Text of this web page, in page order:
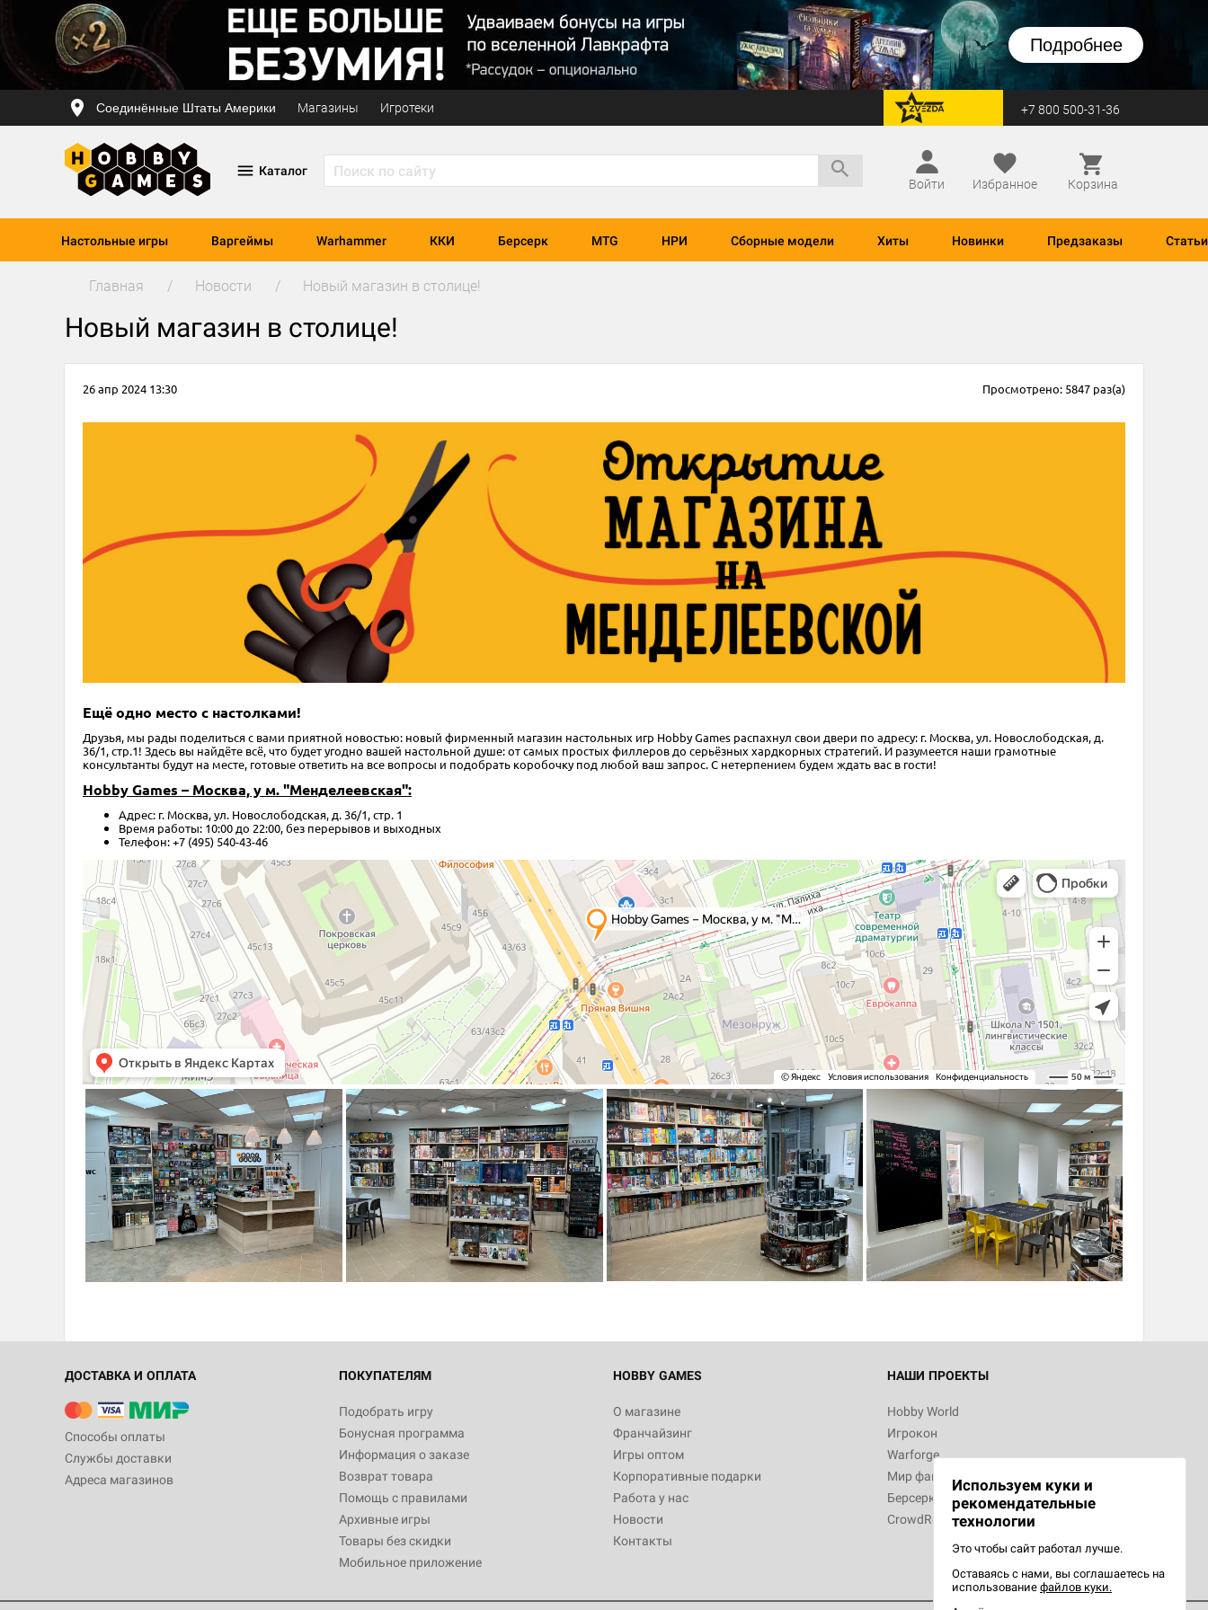
Подробнее
Соединённые Штаты Америки Магазины Игротеки перейти на Zvezda +7 800 500-31-36
Каталог
Войти
Избранное Корзина
Настольные игры Варгеймы Warhammer ККИ Берсерк MTG НРИ Сборные модели Хиты Новинки Предзаказы Статьи
Главная Новости Новый магазин в столице!
Новый магазин в столице!
26 апр 2024 13:30 Просмотрено: 5847 раз(а)
Ещё одно место с настолками!
Друзья, мы рады поделиться с вами приятной новостью: новый фирменный магазин настольных игр Hobby Games распахнул свои двери по адресу: г. Москва, ул. Новослободская, д.
36/1, cтр.1! Здесь вы найдёте всё, что будет угодно вашей настольной душе: от самых простых филлеров до серьёзных хардкорных стратегий. И разумеется наши грамотные
консультанты будут на месте, готовые ответить на все вопросы и подобрать коробочку под любой ваш запрос. С нетерпением будем ждать вас в гости!
Hobby Games – Москва, у м. "Менделеевская":
Адрес: г. Москва, ул. Новослободская, д. 36/1, стр. 1
Время работы: 10:00 до 22:00, без перерывов и выходных
Телефон: +7 (495) 540-43-46
ДОСТАВКА И ОПЛАТА
Способы оплаты
Службы доставки
Адреса магазинов
ПОКУПАТЕЛЯМ
Подобрать игру
Бонусная программа
Информация о заказе
Возврат товара
Помощь с правилами
Архивные игры
Товары без скидки
Мобильное приложение
HOBBY GAMES
О магазине
Франчайзинг
Игры оптом
Корпоративные подарки
Работа у нас
Новости
Контакты
НАШИ ПРОЕКТЫ
Hobby World
Игрокон
Warforge
Мир фантастики
Берсерк
CrowdRepublic
Используем куки и
рекомендательные
технологии
Это чтобы сайт работал лучше.
Оставаясь с нами, вы соглашаетесь на
использование файлов куки.